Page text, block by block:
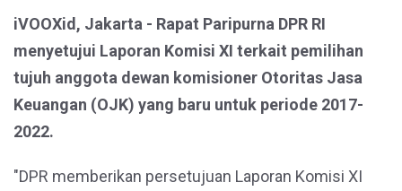
iVOOXid, Jakarta - Rapat Paripurna DPR RI
menyetujui Laporan Komisi XI terkait pemilihan
tujuh anggota dewan komisioner Otoritas Jasa
Keuangan (OJK) yang baru untuk periode 2017-
2022.
"DPR memberikan persetujuan Laporan Komisi XI